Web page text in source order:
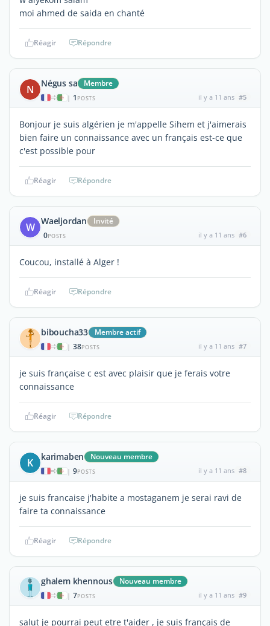
moi ahmed de saida en chanté
Réagir Répondre
N Négus sa Membre
| 1 POSTS il y a 11 ans #5
Bonjour je suis algérien je m'appelle Sihem et j'aimerais
bien faire un connaissance avec un français est-ce que
c'est possible pour
Réagir Répondre
W Waeljordan
Invité
0POSTS il y a 11 ans #6
Coucou, installé à Alger !
Réagir Répondre
biboucha33 Membre actif
| 38POSTS il y a 11 ans #7
je suis française c est avec plaisir que je ferais votre
connaissance
Réagir Répondre
K karimaben Nouveau membre
| 9POSTS il y a 11 ans #8
je suis francaise j'habite a mostaganem je serai ravi de
faire ta connaissance
Réagir Répondre
ghalem khennous Nouveau membre
| 7POSTS il y a 11 ans #9
salut je pourrai peut etre t'aider , je suis français de